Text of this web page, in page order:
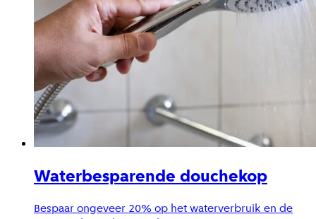
Waterbesparende douchekop
Bespaar ongeveer 20% op het waterverbruik en de